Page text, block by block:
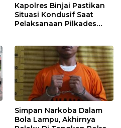
Kapolres Binjai Pastikan
Situasi Kondusif Saat
Pelaksanaan Pilkades
Simpan Narkoba Dalam
Bola Lampu, Akhirnya